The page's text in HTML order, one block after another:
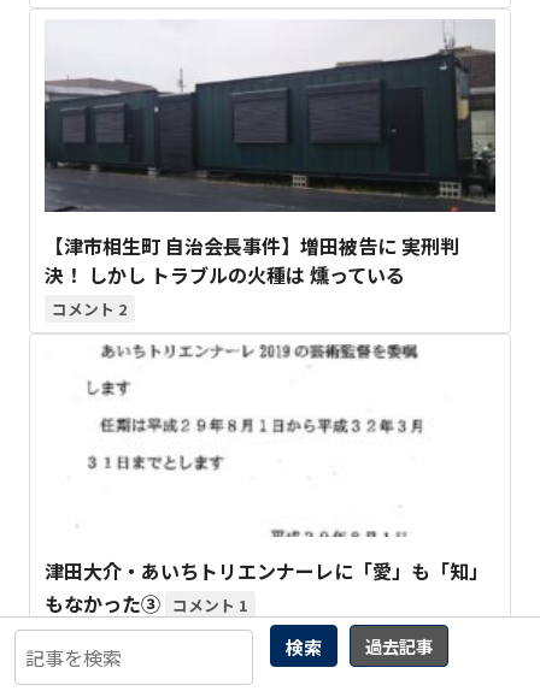
検索 過去記事
【津市相生町 自治会長事件】増田被告に 実刑判
決！ しかし トラブルの火種は 燻っている
2
津田大介・あいちトリエンナーレに「愛」も「知」
もなかった③
1